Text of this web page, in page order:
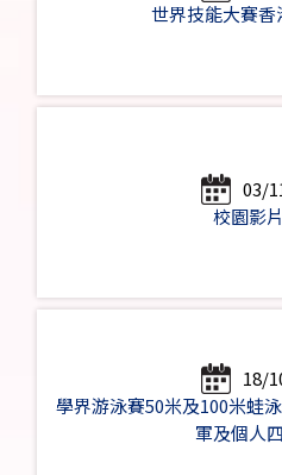
世界技能大賽香
03/
校園影
18/
學界游泳賽50米及100米蛙
軍及個人